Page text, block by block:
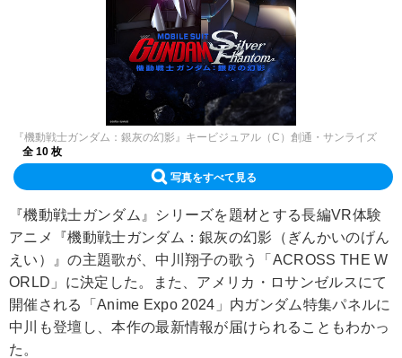
『機動戦士ガンダム：銀灰の幻影』キービジュアル（C）創通・サンライズ
全 10 枚
写真をすべて見る
『機動戦士ガンダム』シリーズを題材とする長編VR体験
アニメ『機動戦士ガンダム：銀灰の幻影（ぎんかいのげん
えい）』の主題歌が、中川翔子の歌う「ACROSS THE W
ORLD」に決定した。また、アメリカ・ロサンゼルスにて
開催される「Anime Expo 2024」内ガンダム特集パネルに
中川も登壇し、本作の最新情報が届けられることもわかっ
た。